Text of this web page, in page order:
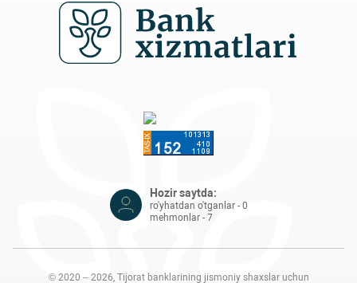
Hozir saytda:
ro'yhatdan o'tganlar - 0
mehmonlar - 7
© 2020 – 2026, Tijorat banklarining jismoniy shaxslar uchun